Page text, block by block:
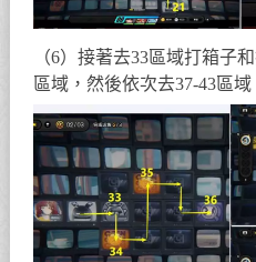
（6）接著去33區域打箱子
區域，然後依次去37-43區域